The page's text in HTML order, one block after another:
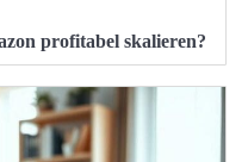
profitabel skalieren?